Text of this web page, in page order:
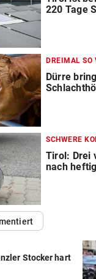
220 Tage
DREIMAL SO
Dürre
SCHWERE
Tirol: Drei
nach
Stocker hart